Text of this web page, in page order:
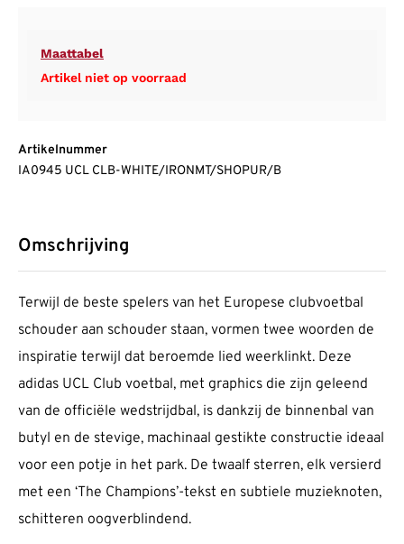
Maattabel
Artikel niet op voorraad
Artikelnummer
IA0945 UCL CLB-WHITE/IRONMT/SHOPUR/B
Omschrijving
Terwijl de beste spelers van het Europese clubvoetbal
schouder aan schouder staan, vormen twee woorden de
inspiratie terwijl dat beroemde lied weerklinkt. Deze
adidas UCL Club voetbal, met graphics die zijn geleend
van de officiële wedstrijdbal, is dankzij de binnenbal van
butyl en de stevige, machinaal gestikte constructie ideaal
voor een potje in het park. De twaalf sterren, elk versierd
met een ‘The Champions’-tekst en subtiele muzieknoten,
schitteren oogverblindend.